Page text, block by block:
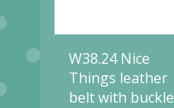
W38.24 Nice
Things leather
belt with buckle